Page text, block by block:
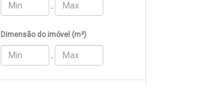
-
Dimensão do imóvel (m²)
-